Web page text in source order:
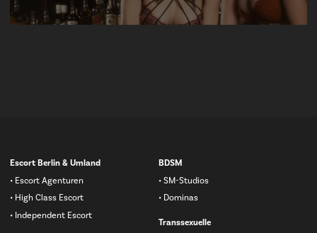
Navigation
Escort Berlin & Umland
Escort Agenturen
High Class Escort
Independent Escort
BDSM
SM-Studios
Dominas
Transsexuelle